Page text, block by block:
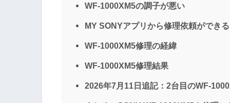
WF-1000XM5の調子が悪い
MY SONYアプリから修理依頼ができる
WF-1000XM5修理の経緯
WF-1000XM5修理結果
2026年7月11日追記：2台目のWF-